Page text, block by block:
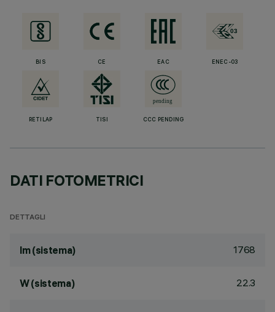
BIS CE EAC ENEC-03
RETILAP TISI CCC PENDING
DATI FOTOMETRICI
DETTAGLI
lm (sistema) 1768
W (sistema) 22.3